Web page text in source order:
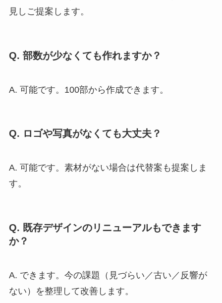
見しご提案します。
Q. 部数が少なくても作れますか？
A. 可能です。100部から作成できます。
Q. ロゴや写真がなくても大丈夫？
A. 可能です。素材がない場合は代替案も提案しま
す。
Q. 既存デザインのリニューアルもできます
か？
A. できます。今の課題（見づらい／古い／反響が
ない）を整理して改善します。